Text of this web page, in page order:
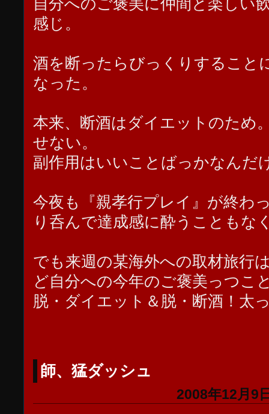
自分へのご褒美に仲間と楽しい
感じ。
酒を断ったらびっくりすること
なった。
本来、断酒はダイエットのため
せない。
副作用はいいことばっかなんだ
今夜も『親孝行プレイ』が終わ
り呑んで達成感に酔うこともな
でも来週の某海外への取材旅行
ど自分への今年のご褒美っつこ
脱・ダイエット＆脱・断酒！太
師、猛ダッシュ
2008年12月9